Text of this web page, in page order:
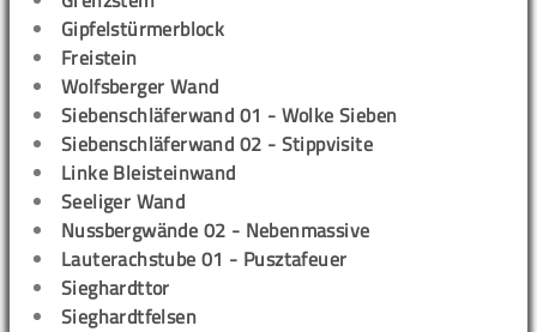
Gipfelstürmerblock
Freistein
Wolfsberger Wand
Siebenschläferwand 01 - Wolke Sieben
Siebenschläferwand 02 - Stippvisite
Linke Bleisteinwand
Seeliger Wand
Nussbergwände 02 - Nebenmassive
Lauterachstube 01 - Pusztafeuer
Sieghardttor
Sieghardtfelsen